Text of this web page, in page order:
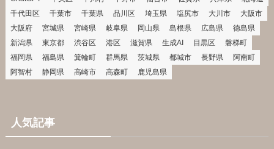
千代田区
千葉市 千葉県 品川区 埼玉県 塩尻市 大川市
大阪市
大阪府
宮城県 宮崎県 岐阜県 岡山県 島根県 広島県
徳島県
新潟県
東京都 渋谷区 港区 滋賀県 生成AI 目黒区
磐梯町
福岡県
福島県 箕輪町 群馬県 茨城県 都城市 長野県
阿南町
阿智村
静岡県 高崎市 高森町 鹿児島県
人気記事